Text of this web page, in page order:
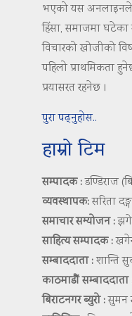
भएको यस अनलाइनले
हिंसा, समाजमा
विचारको खोजीको
पहिलो प्राथमिकता
प्रयासरत रहनेछ ।
पुरा पढ्नुहोस..
हाम्रो टिम
सम्पादक :डण्डिराज
व्यवस्थापक:सरिता
समाचार सम्योजन :
साहित्य सम्पादक :
सम्बाददाता :शान्ति
काठमाडौं सम्बाददाता
बिराटनगर ब्युरो :सुमन